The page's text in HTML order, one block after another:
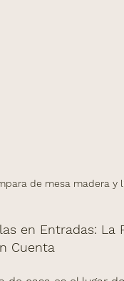
de mesa madera y
en Entradas: La
Cuenta